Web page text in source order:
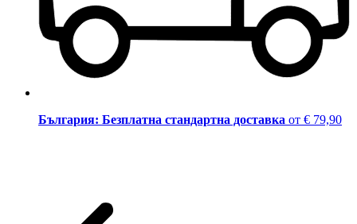
България: Безплатна стандартна доставка от € 79,90